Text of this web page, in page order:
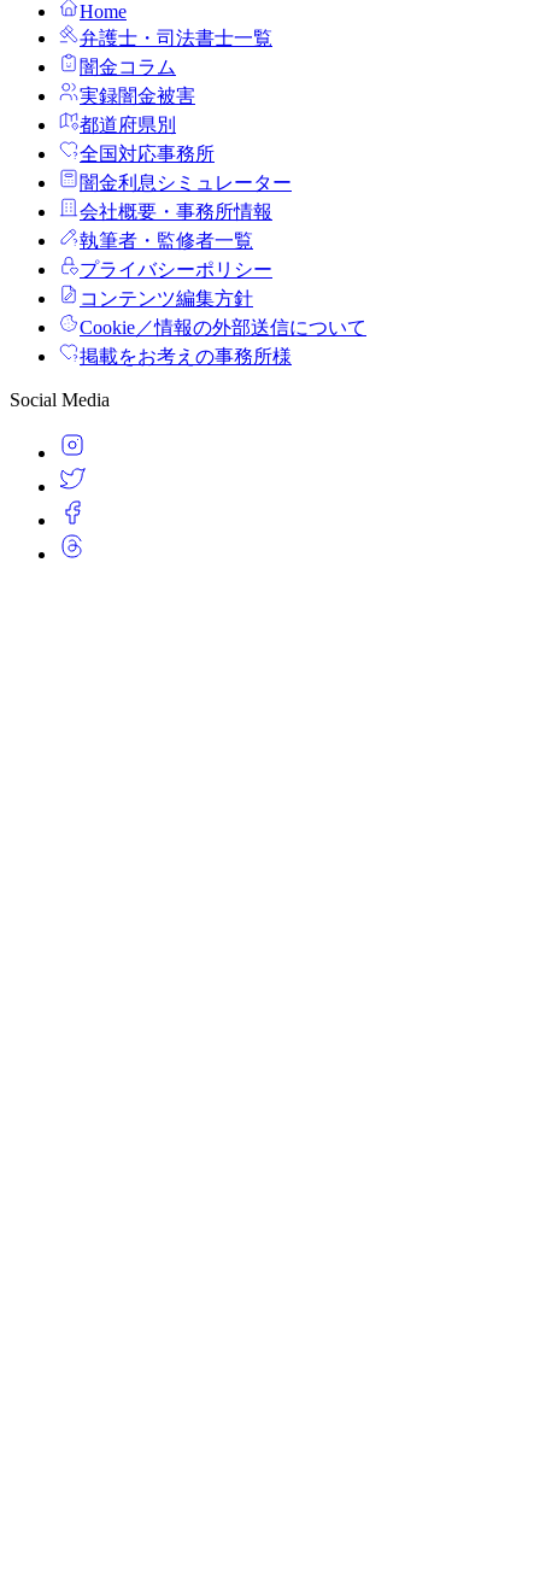
Home
弁護士・司法書士一覧
闇金コラム
実録闇金被害
都道府県別
全国対応事務所
闇金利息シミュレーター
会社概要・事務所情報
執筆者・監修者一覧
プライバシーポリシー
コンテンツ編集方針
Cookie／情報の外部送信について
掲載をお考えの事務所様
Social Media